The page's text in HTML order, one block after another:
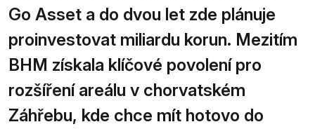
Go Asset a do dvou let zde plánuje
proinvestovat miliardu korun. Mezitím
BHM získala klíčové povolení pro
rozšíření areálu v chorvatském
Záhřebu, kde chce mít hotovo do